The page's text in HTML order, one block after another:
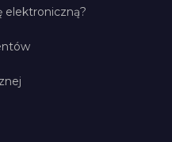
elektroniczną?